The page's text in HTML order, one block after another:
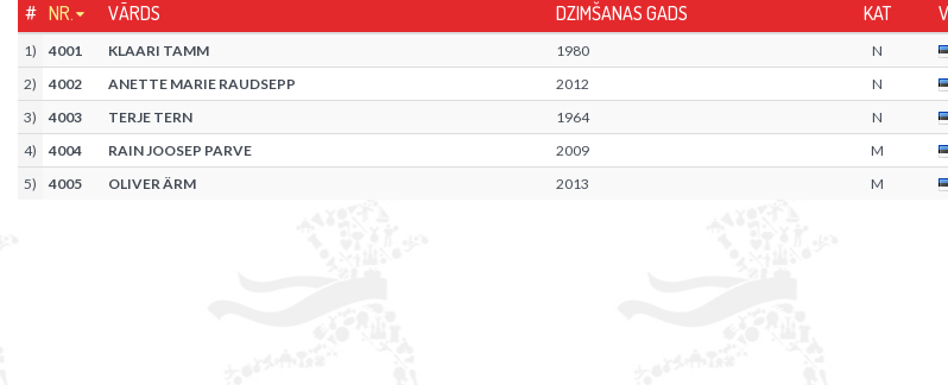
# NR. VĀRDS DZIMŠANAS GADS KAT
1) 4001 KLAARI TAMM 1980 N
2) 4002 ANETTE MARIE RAUDSEPP 2012 N
3) 4003 TERJE TERN 1964 N
4) 4004 RAIN JOOSEP PARVE 2009 M
5) 4005 OLIVER ÄRM 2013 M